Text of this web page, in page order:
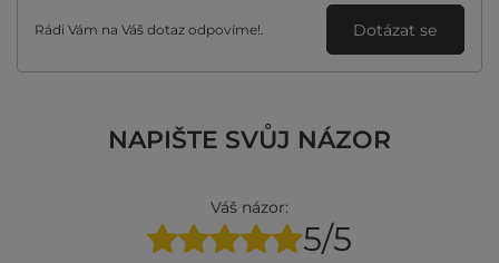
Rádi Vám na Váš dotaz odpovíme!. Dotázat se
NAPIŠTE SVŮJ NÁZOR
Váš názor:
5/5